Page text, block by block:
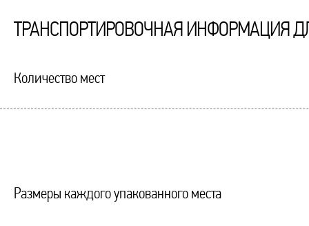
ТРАНСПОРТИРОВОЧНАЯ ИНФОРМАЦИЯ
Количество мест
Размеры каждого упакованного места